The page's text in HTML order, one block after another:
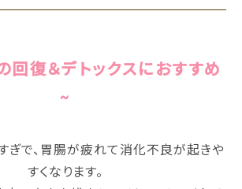
復＆デトックスにおすすめ
~
ぎで、胃腸が疲れて消化不良が起きや
すくなります。